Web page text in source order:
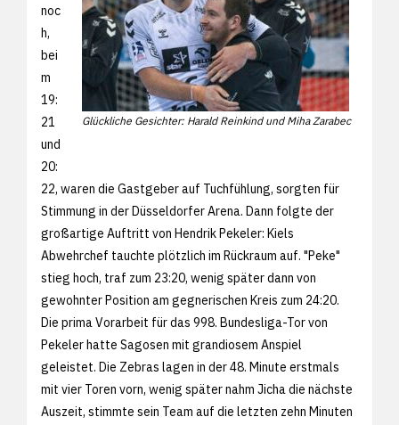
Glückliche Gesichter: Harald Reinkind und Miha Zarabec
noc
h,
bei
m
19:
21
und
20:
22, waren die Gastgeber auf Tuchfühlung, sorgten für
Stimmung in der Düsseldorfer Arena. Dann folgte der
großartige Auftritt von Hendrik Pekeler: Kiels
Abwehrchef tauchte plötzlich im Rückraum auf. "Peke"
stieg hoch, traf zum 23:20, wenig später dann von
gewohnter Position am gegnerischen Kreis zum 24:20.
Die prima Vorarbeit für das 998. Bundesliga-Tor von
Pekeler hatte Sagosen mit grandiosem Anspiel
geleistet. Die Zebras lagen in der 48. Minute erstmals
mit vier Toren vorn, wenig später nahm Jicha die nächste
Auszeit, stimmte sein Team auf die letzten zehn Minuten